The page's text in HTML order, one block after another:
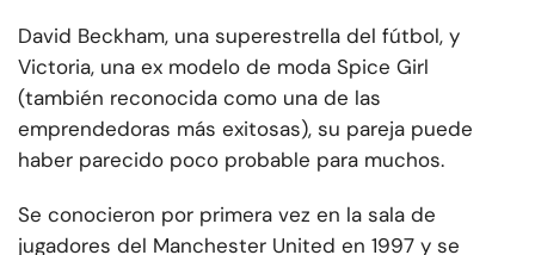
David Beckham, una superestrella del fútbol, y
Victoria, una ex modelo de moda Spice Girl
(también reconocida como una de las
emprendedoras más exitosas), su pareja puede
haber parecido poco probable para muchos.
Se conocieron por primera vez en la sala de
jugadores del Manchester United en 1997 y se